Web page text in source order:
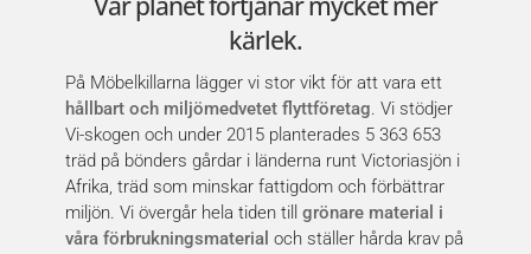
kärlek.
På Möbelkillarna lägger vi stor vikt för att vara ett
hållbart och miljömedvetet flyttföretag. Vi stödjer
Vi-skogen och under 2015 planterades 5 363 653
träd på bönders gårdar i länderna runt Victoriasjön i
Afrika, träd som minskar fattigdom och förbättrar
miljön. Vi övergår hela tiden till grönare material i
våra förbrukningsmaterial och ställer hårda krav på